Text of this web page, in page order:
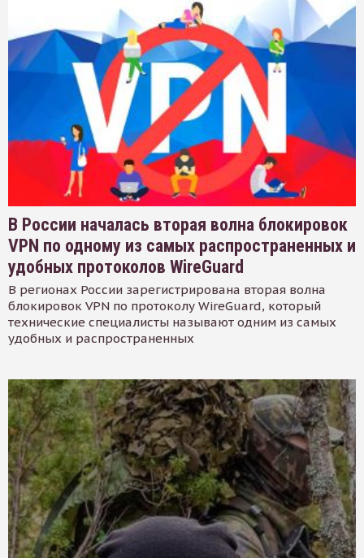
В России началась вторая волна блокировок
VPN по одному из самых распространенных и
удобных протоколов WireGuard
В регионах России зарегистрирована вторая волна
блокировок VPN по протоколу WireGuard, который
технические специалисты называют одним из самых
удобных и распространенных